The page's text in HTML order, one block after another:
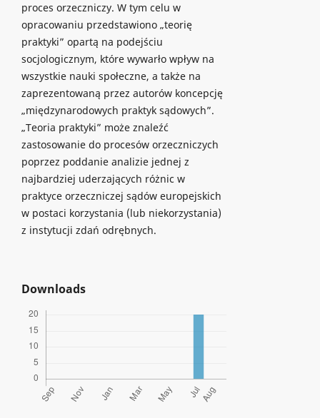
proces orzeczniczy. W tym celu w
opracowaniu przedstawiono „teorię
praktyki” opartą na podejściu
socjologicznym, które wywarło wpływ na
wszystkie nauki społeczne, a także na
zaprezentowaną przez autorów koncepcję
„międzynarodowych praktyk sądowych”.
„Teoria praktyki” może znaleźć
zastosowanie do procesów orzeczniczych
poprzez poddanie analizie jednej z
najbardziej uderzających różnic w
praktyce orzeczniczej sądów europejskich
w postaci korzystania (lub niekorzystania)
z instytucji zdań odrębnych.
Downloads